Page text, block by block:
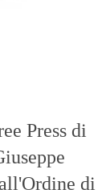
Press di
di